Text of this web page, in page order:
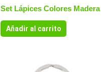
Set Lápices Colores Madera
Añadir al carrito